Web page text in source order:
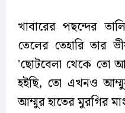
খাবারের পছন্দের
তেলের তেহারি তার
'ছোটবেলা থেকে তো
হইছি, তো এখনও
আম্মুর হাতের মুরগির